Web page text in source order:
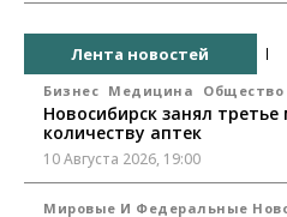
Лента новостей
Бизнес Медицина Общество
Новосибирск занял третье
количеству аптек
10 Августа 2026, 19:00
Мировые И Федеральные